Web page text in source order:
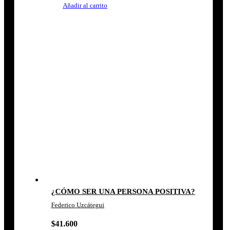
Añadir al carrito
¿CÓMO SER UNA PERSONA POSITIVA?
Federico Uzcátegui
$41.600